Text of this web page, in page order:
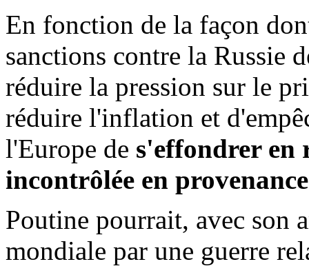
En fonction de la façon
sanctions contre la Russie
réduire la pression sur le
réduire l'inflation et
l'Europe de s'effondrer en
incontrôlée en
Poutine pourrait, avec son
mondiale par une guerre